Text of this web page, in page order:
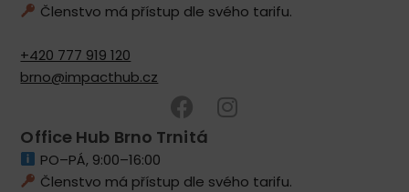
Členstvo má přístup dle svého tarifu.
+420 777 919 120
brno@impacthub.cz
Office Hub Brno Trnitá
PO–PÁ, 9:00–16:00
Členstvo má přístup dle svého tarifu.